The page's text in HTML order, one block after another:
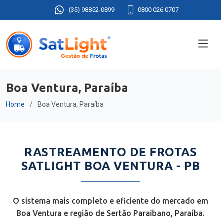
(35) 98852-0899 0800 026 0707
Boa Ventura, Paraíba
Home Boa Ventura, Paraíba
RASTREAMENTO DE FROTAS
SATLIGHT BOA VENTURA - PB
O sistema mais completo e eficiente do mercado em
Boa Ventura e região de Sertão Paraibano, Paraíba.